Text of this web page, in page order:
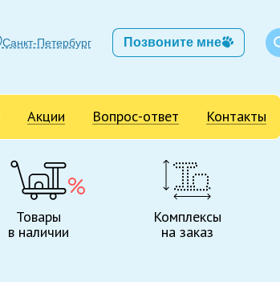
Санкт-Петербург Позвоните мне
Акции Вопрос-ответ Контакты
Товары
в наличии
Комплексы
на заказ